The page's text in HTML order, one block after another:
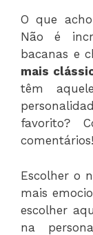
O que
Não é
bacanas e
mais
têm
favorito?
comentários!
Escolher o
mais
escolher
na